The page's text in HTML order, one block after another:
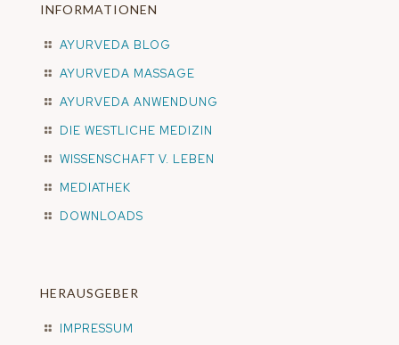
INFORMATIONEN
AYURVEDA BLOG
AYURVEDA MASSAGE
AYURVEDA ANWENDUNG
DIE WESTLICHE MEDIZIN
WISSENSCHAFT V. LEBEN
MEDIATHEK
DOWNLOADS
HERAUSGEBER
IMPRESSUM